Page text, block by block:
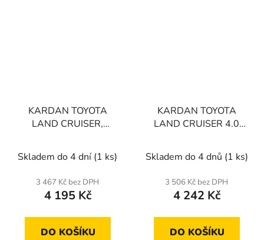
KARDAN TOYOTA
LAND CRUISER,
Skladem do 4 dní (1 ks)
3 467 Kč bez DPH
4 195 Kč
DO KOŠÍKU
KARDAN TOYOTA
LAND CRUISER 4.0
13
Skladem do 4 dnů (1 ks)
3 506 Kč bez DPH
4 242 Kč
DO KOŠÍKU